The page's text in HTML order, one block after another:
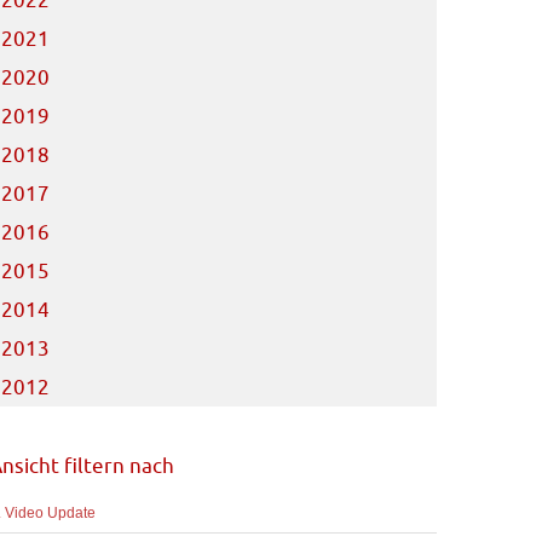
2021
2020
2019
2018
2017
2016
2015
2014
2013
2012
filtern nach
Video Update